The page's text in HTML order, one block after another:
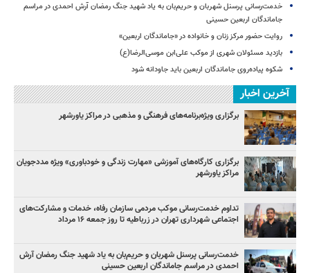
خدمت‌رسانی پرسنل شهربان و حریم‌بان به یاد شهید جنگ رمضان آرش احمدی در مراسم
جاماندگان اربعین حسینی
روایت حضور مرکز زنان و خانواده در «جاماندگان اربعین»
بازدید مسئولان شهری از موکب علی‌ابن موسی‌الرضا(ع)
شکوه پیاده‌روی جاماندگان اربعین باید جاودانه شود
آخرین اخبار
برگزاری ویژه‌برنامه‌های فرهنگی و مذهبی در مراکز یاورشهر
برگزاری کارگاه‌های آموزشی «مهارت زندگی و خودباوری» ویژه مددجویان
مراکز یاورشهر
تداوم خدمت‌رسانی موکب مردمی سازمان رفاه، خدمات و مشارکت‌های
اجتماعی شهرداری تهران در زرباطیه تا روز جمعه ۱۶ مرداد
خدمت‌رسانی پرسنل شهربان و حریم‌بان به یاد شهید جنگ رمضان آرش
احمدی در مراسم جاماندگان اربعین حسینی